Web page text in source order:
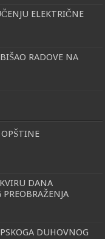
ELEKTRIČNE
RADOVE NA
DANA
DUHOVNOG